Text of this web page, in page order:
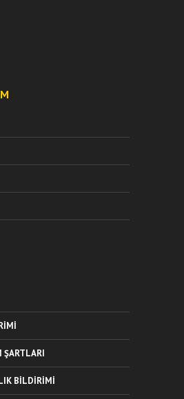
ŞARTLARI
BILDIRIMI